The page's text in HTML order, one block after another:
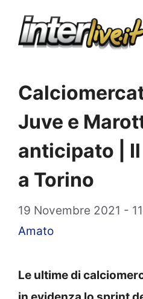
Juve e
anticipato |
a Torino
19 Novembre 2021 -
Amato
Le ultime di